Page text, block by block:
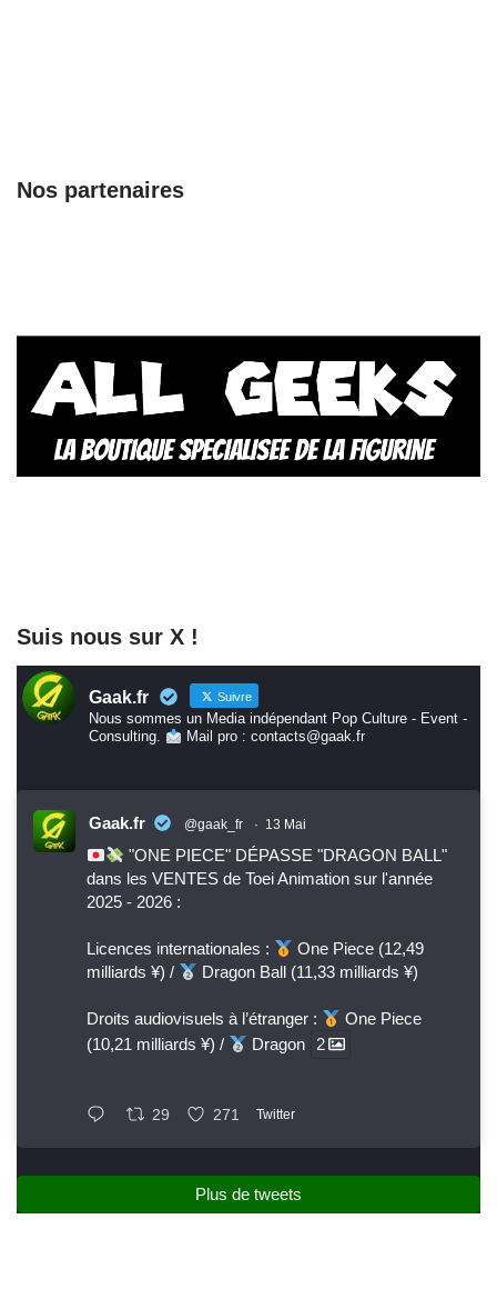
Nos partenaires
Suis nous sur X !
Gaak.fr Suivre
Nous sommes un Media indépendant Pop Culture - Event -
Consulting.
Mail pro : contacts@gaak.fr
Gaak.fr @gaak_fr · 13 Mai
"ONE PIECE" DÉPASSE "DRAGON BALL"
dans les VENTES de Toei Animation sur l'année
2025 - 2026 :
Licences internationales :
One Piece (12,49
milliards ¥) /
Dragon Ball (11,33 milliards ¥)
Droits audiovisuels à l’étranger :
One Piece
(10,21 milliards ¥) /
Dragon 2
29 271 Twitter
Plus de tweets